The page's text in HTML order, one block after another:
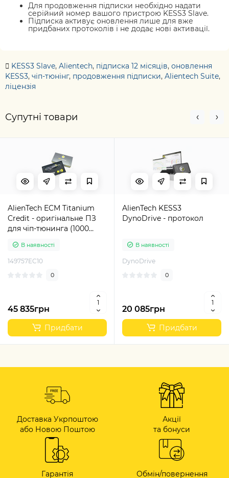
Для продовження підписки необхідно надати
серійний номер вашого пристрою KESS3 Slave.
Підписка активує оновлення лише для вже
придбаних протоколів і не додає нові активації.
KESS3 Slave, Alientech, підписка 12 місяців, оновлення
KESS3, чіп-тюнінг, продовження підписки, Alientech Suite,
ліцензія
Супутні товари
AlienTech ECM Titanium
Credit - оригінальне ПЗ
для чіп-тюнинга (1000
В наявності
149757EC10
0
45 835грн
Придбати
AlienTech KESS3
DynoDrive - протокол
В наявності
DynoDrive
0
20 085грн
Придбати
Доставка Укрпоштою
або Новою Поштою
Акції
та бонуси
Гарантія
Обмін/повернення